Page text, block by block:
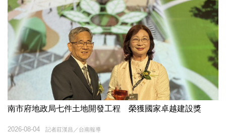
南市府地政局七件土地開發工程 榮獲國家卓越建設獎
記者莊漢昌／台南報導
2026-08-04